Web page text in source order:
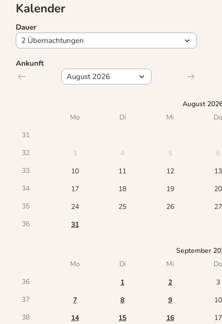
Kalender
Ankunft
August
Mo
Di Mi Do
31
32
3 4 5 6
33
10 11 12 13
34
17 18 19 20
35
24 25 26 27
36
31
September
Mo
Di Mi Do
36
1 2 3
37
7 8 9 10
38
14 15 16 17
Dauer